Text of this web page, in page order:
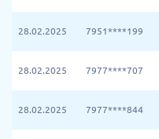
28.02.2025 7951****199
28.02.2025 7977****707
28.02.2025 7977****844